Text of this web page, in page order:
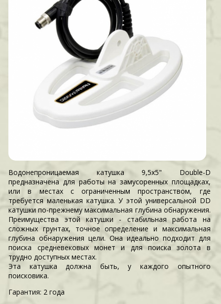
Водонепроницаемая катушка 9,5x5" Double-D
предназначена для работы на замусоренных площадках,
или в местах с ограниченным пространством, где
требуется маленькая катушка. У этой универсальной DD
катушки по-прежнему максимальная глубина обнаружения.
Преимущества этой катушки - стабильная работа на
сложных грунтах, точное определение и максимальная
глубина обнаружения цели. Она идеально подходит для
поиска средневековых монет и для поиска золота в
трудно доступных местах.
Эта катушка должна быть, у каждого опытного
поисковика.
Гарантия: 2 года